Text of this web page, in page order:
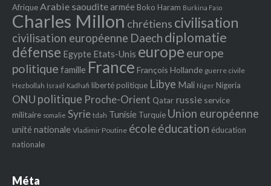
AfriqueArabie saoudite armée Boko Haram Burkina Faso
Charles Millon chrétiens civilisation
civilisation européenne Daech diplomatie
défense Egypte Etats‐Unis europeeurope
politique famille France François Hollande guerre civile
Hezbollah Israël Kadhafi liberté politique Libye Mali Niger Nigeria
ONU politique Proche-Orient Qatar russie service
militaire somalie Syrie tdah Tunisie Turquie Union européenne
unité nationale Vladimir Poutine écoleéducation éducation
nationale
Méta